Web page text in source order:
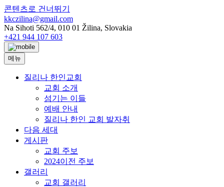
콘텐츠로 건너뛰기
kkczilina@gmail.com
Na Sihoti 562/4, 010 01 Žilina, Slovakia
+421 944 107 603
메뉴
질리나 한인교회
교회 소개
섬기는 이들
예배 안내
질리나 한인 교회 발자취
다음 세대
게시판
교회 주보
2024이전 주보
갤러리
교회 갤러리